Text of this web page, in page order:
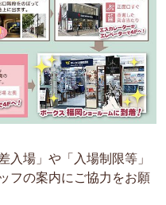
入場」や「入場制限等」
フの案内にご協力をお願